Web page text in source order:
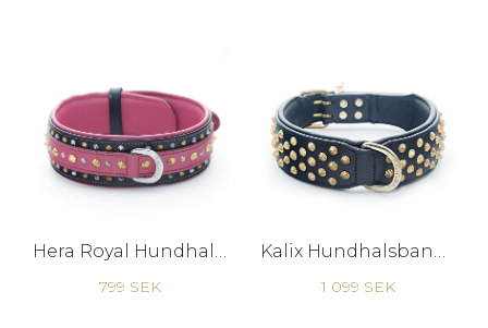
Hera Royal Hundhalsband
799 SEK
Kalix Hundhalsband - Svart/Mässing
1 099 SEK